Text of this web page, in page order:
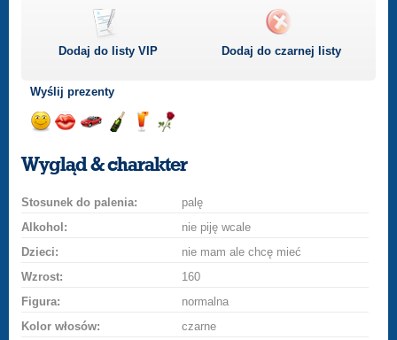
Dodaj do listyVIP Dodaj do czarnej listy
Wyślij prezenty
uśmiech
buziakasamochodem
szampana
drinka
różę
Wygląd & charakter
Stosunek do palenia:
palę
Alkohol:
nie piję wcale
Dzieci:
nie mam ale chcę mieć
Wzrost:
160
Figura:
normalna
Kolor włosów:
czarne